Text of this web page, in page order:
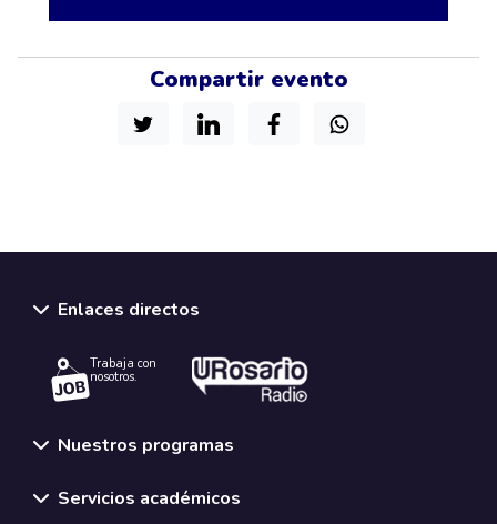
Compartir evento
Enlaces directos
Trabaja con
nosotros.
Nuestros programas
Servicios académicos